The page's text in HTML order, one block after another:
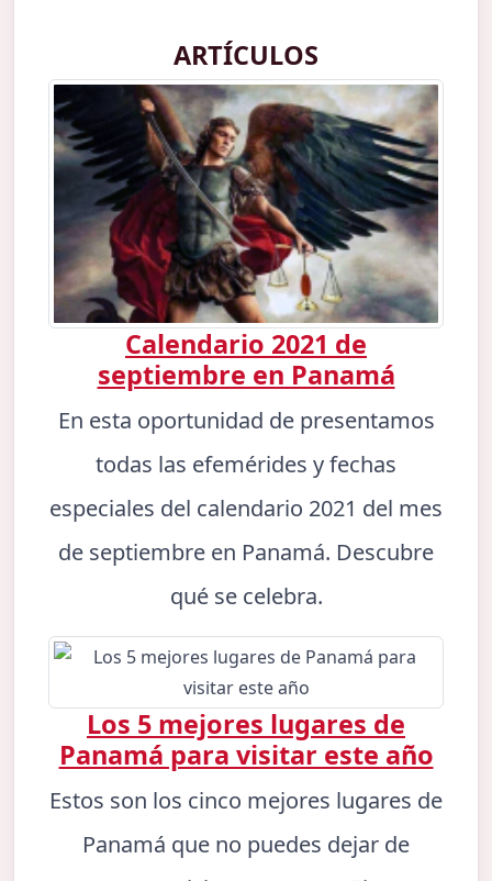
ARTÍCULOS
Calendario 2021 de
septiembre en Panamá
En esta oportunidad de presentamos
todas las efemérides y fechas
especiales del calendario 2021 del mes
de septiembre en Panamá. Descubre
qué se celebra.
Los 5 mejores lugares de
Panamá para visitar este año
Estos son los cinco mejores lugares de
Panamá que no puedes dejar de